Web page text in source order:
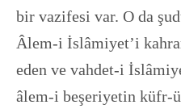
bir vazifesi var. O da
Âlem-i İslâmiyet’i
eden ve vahdet-i
âlem-i beşeriyetin küfr-